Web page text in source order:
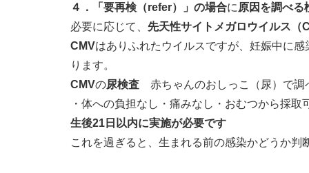
４．
「要再検（refer）」の場合に 原因を調べる
必要に応じて、 先天性サイトメガロウイルス（
CMVはありふれたウイルスですが、妊娠中に
ります。
CMVの尿検査 赤ちゃんのおしっこ（尿）で調
・体への負担なし・痛みなし・おむつから採取
生後21日以内に実施が必要です
これを過ぎると、生まれる前の感染かどうか判